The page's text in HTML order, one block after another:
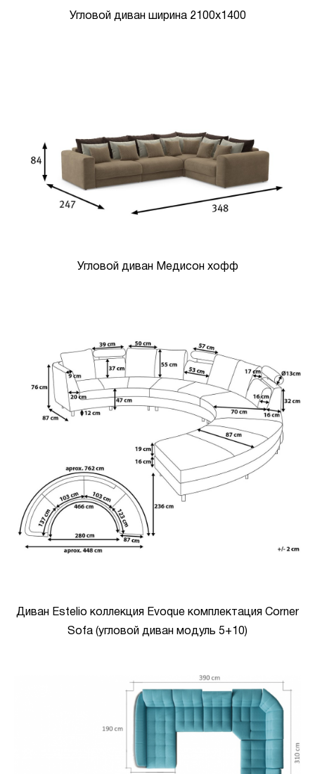
Угловой диван ширина 2100х1400
Угловой диван Медисон хофф
Диван Estelio коллекция Evoque комплектация Corner
Sofa (угловой диван модуль 5+10)